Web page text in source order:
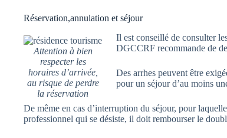
Réservation,annulation et séjour
Attention à bien
respecter les
horaires d’arrivée,
au risque de perdre
la réservation
Il est conseillé de consulter
DGCCRF recommande de
Des arrhes peuvent être
pour un séjour d’au moins
De même en cas d’interruption du séjour, pour
professionnel qui se désiste, il doit rembourser le